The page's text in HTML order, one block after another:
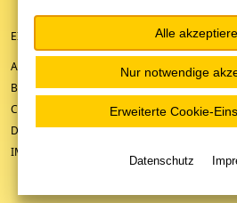
EIN UNTERNEHMEN DER ZFP-GRUPPE
ANFAHRT/KONTAKT
BARRIEREFREIHEIT
COOKIE-EINSTELLUNGEN
DATENSCHUTZ
IMPRESSUM
Alle
Nur notwendige
Erweiterte Cookie-
Datenschutz